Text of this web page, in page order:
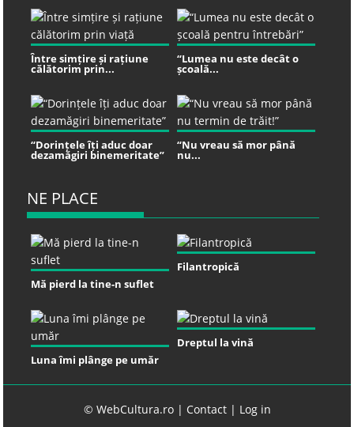
Între simțire și rațiune
călătorim prin...
“Lumea nu este decât o
școală...
“Dorințele îți aduc doar
dezamăgiri binemeritate”
“Nu vreau să mor până
nu...
NE PLACE
Mă pierd la tine-n suflet
Filantropică
Luna îmi plânge pe umăr
Dreptul la vină
© WebCultura.ro | Contact| Log in